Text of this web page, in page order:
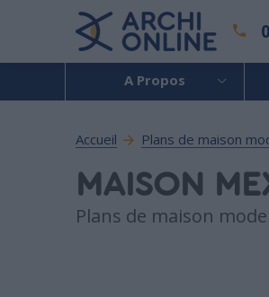
A Propos
Accueil Plans de maison
MAISON
Plans de maison